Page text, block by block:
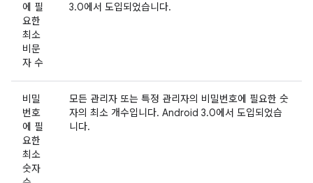
에 필
요한
최소
비문
자 수
3.0에서 도입되었습니다.
비밀
번호
에 필
요한
최소
숫자
모든 관리자 또는 특정 관리자의 비밀번호에 필요한 숫
자의 최소 개수입니다. Android 3.0에서 도입되었습
니다.